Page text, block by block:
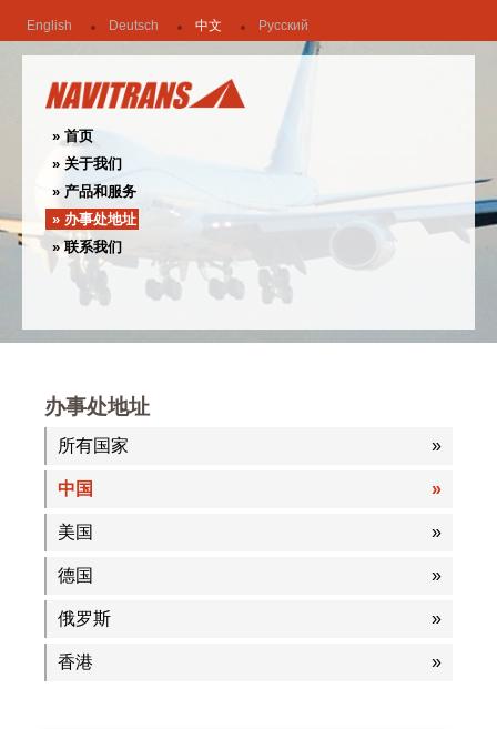
English Deutsch 中文 Русский
首页
关于我们
产品和服务
办事处地址
联系我们
办事处地址
所有国家
中国
美国
德国
俄罗斯
香港